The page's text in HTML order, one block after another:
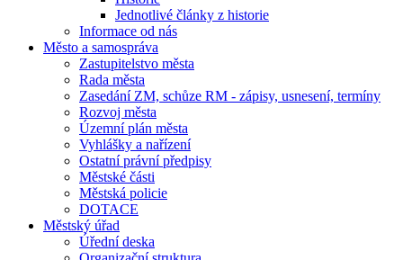
Jednotlivé články z historie
Informace od nás
Město a samospráva
Zastupitelstvo města
Rada města
Zasedání ZM, schůze RM - zápisy, usnesení, termíny
Rozvoj města
Územní plán města
Vyhlášky a nařízení
Ostatní právní předpisy
Městské části
Městská policie
DOTACE
Městský úřad
Úřední deska